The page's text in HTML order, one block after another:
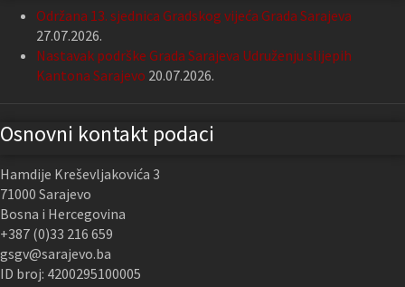
Održana 13. sjednica Gradskog vijeća Grada Sarajeva
27.07.2026.
Nastavak podrške Grada Sarajeva Udruženju slijepih
Kantona Sarajevo 20.07.2026.
Osnovni kontakt podaci
Hamdije Kreševljakovića 3
71000 Sarajevo
Bosna i Hercegovina
+387 (0)33 216 659
gsgv@sarajevo.ba
ID broj: 4200295100005